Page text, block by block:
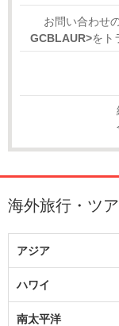
お問い合わせ
GCBLAUR>をト
海外旅行・ツ
アジア
ハワイ
南太平洋